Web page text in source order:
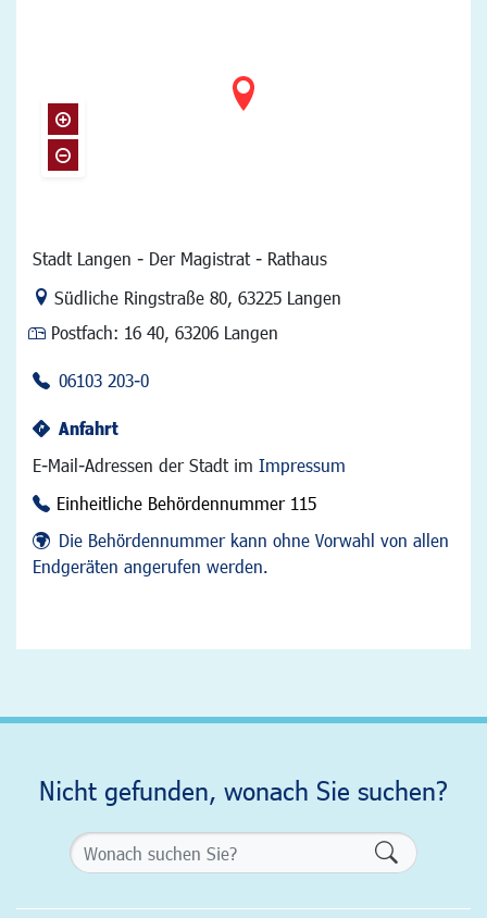
Stadt Langen - Der Magistrat - Rathaus
Link zur Google-Maps Navigation
Südliche Ringstraße 80, 63225 Langen
Postfach: 16 40, 63206 Langen
06103 203-0
Anfahrt
E-Mail-Adressen der Stadt im Impressum
Einheitliche Behördennummer 115
Die Behördennummer kann ohne Vorwahl von allen
Endgeräten angerufen werden.
Nicht gefunden, wonach Sie suchen?